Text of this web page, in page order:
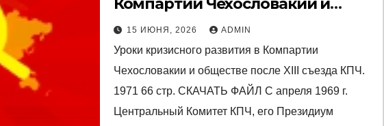
Компартии Чехословакии и
обществе после XIII съезда КПЧ
(1971) * Книга
15 ИЮНЯ, 2026 ADMIN
Уроки кризисного развития в Компартии
Чехословакии и обществе после XIII съезда КПЧ.
1971 66 стр. СКАЧАТЬ ФАЙЛ С апреля 1969 г.
Центральный Комитет КПЧ, его Президиум